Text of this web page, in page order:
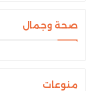
صحة وجمال
منوعات